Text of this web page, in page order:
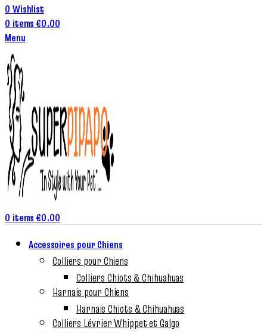
0 Wishlist
0 items €0.00
Menu
0 items €0.00
Accessoires pour Chiens
Colliers pour Chiens
Colliers Chiots & Chihuahuas
Harnais pour Chiens
Harnais Chiots & Chihuahuas
Colliers Lévrier Whippet et Galgo